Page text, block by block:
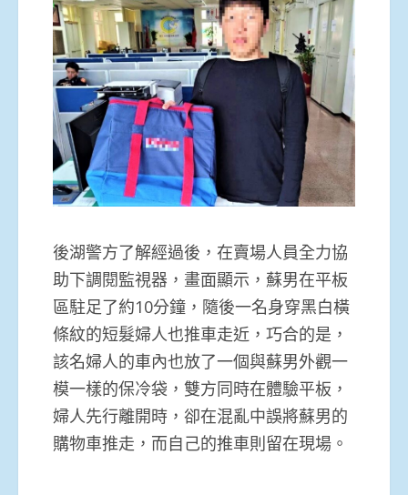
後湖警方了解經過後，在賣場人員全力協
助下調閱監視器，畫面顯示，蘇男在平板
區駐足了約10分鐘，隨後一名身穿黑白橫
條紋的短髮婦人也推車走近，巧合的是，
該名婦人的車內也放了一個與蘇男外觀一
模一樣的保冷袋，雙方同時在體驗平板，
婦人先行離開時，卻在混亂中誤將蘇男的
購物車推走，而自己的推車則留在現場。